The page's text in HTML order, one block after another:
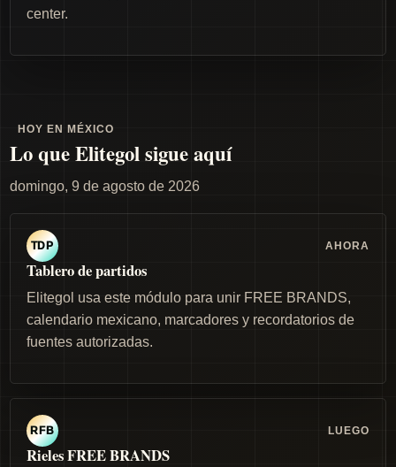
center.
HOY EN MÉXICO
Lo que Elitegol sigue aquí
domingo, 9 de agosto de 2026
TDP AHORA
Tablero de partidos
Elitegol usa este módulo para unir FREE BRANDS,
calendario mexicano, marcadores y recordatorios de
fuentes autorizadas.
RFB LUEGO
Rieles FREE BRANDS